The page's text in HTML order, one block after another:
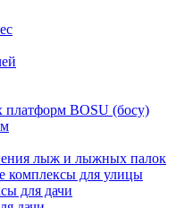
платформ BOSU (босу)
лыж и лыжных палок
комплексы для улицы
для дачи